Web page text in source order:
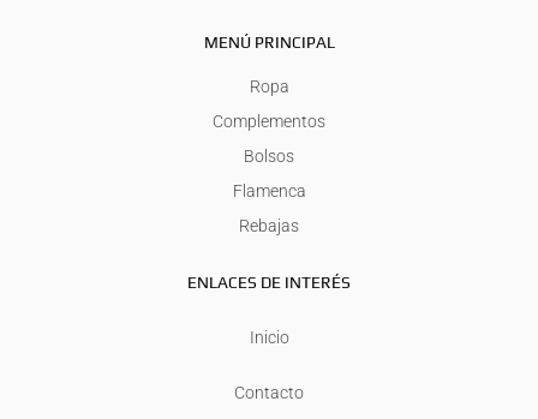
MENÚ PRINCIPAL
Ropa
Complementos
Bolsos
Flamenca
Rebajas
ENLACES DE INTERÉS
Inicio
Contacto